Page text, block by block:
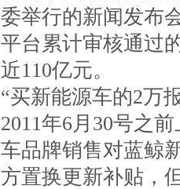
委举行的新闻发布
平台累计审核通过
近110亿元。
“买新能源车的2万
2011年6月30号之
车品牌销售对蓝鲸
方置换更新补贴，